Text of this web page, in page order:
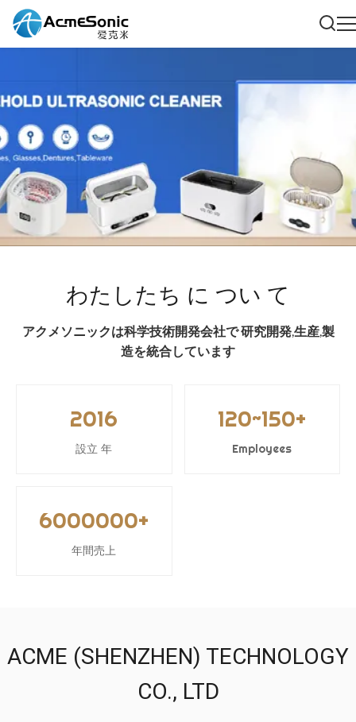
わたしたち に つい て
アクメソニックは科学技術開発会社で 研究開発,生産,製
造を統合しています
2016
設立 年
120~150+
Employees
6000000+
年間売上
ACME (SHENZHEN) TECHNOLOGY
CO., LTD